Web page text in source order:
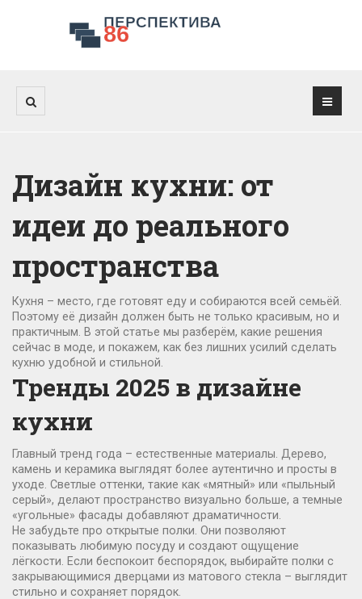
Дизайн кухни: от
идеи до реального
пространства
Кухня – место, где готовят еду и собираются всей семьёй.
Поэтому её дизайн должен быть не только красивым, но и
практичным. В этой статье мы разберём, какие решения
сейчас в моде, и покажем, как без лишних усилий сделать
кухню удобной и стильной.
Тренды 2025 в дизайне
кухни
Главный тренд года – естественные материалы. Дерево,
камень и керамика выглядят более аутентично и просты в
уходе. Светлые оттенки, такие как «мятный» или «пыльный
серый», делают пространство визуально больше, а темные
«угольные» фасады добавляют драматичности.
Не забудьте про открытые полки. Они позволяют
показывать любимую посуду и создают ощущение
лёгкости. Если беспокоит беспорядок, выбирайте полки с
закрывающимися дверцами из матового стекла – выглядит
стильно и сохраняет порядок.